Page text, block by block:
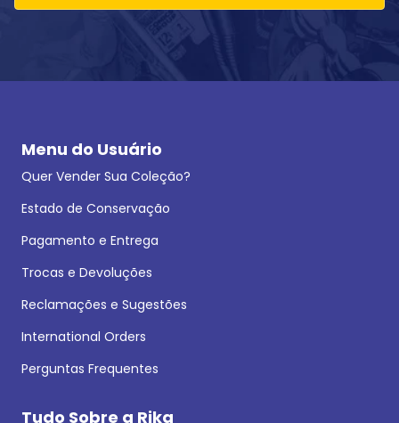
Menu do Usuário
Quer Vender Sua Coleção?
Estado de Conservação
Pagamento e Entrega
Trocas e Devoluções
Reclamações e Sugestões
International Orders
Perguntas Frequentes
Tudo Sobre a Rika